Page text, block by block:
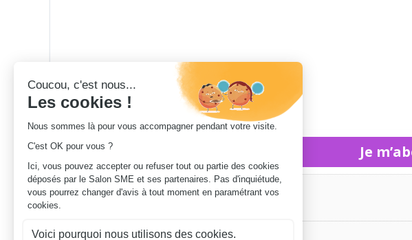
Je
Qui sommes-nous ?